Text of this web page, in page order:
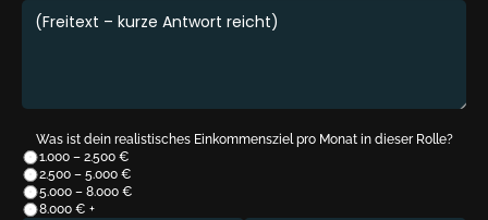
Was ist dein realistisches Einkommensziel pro Monat in dieser Rolle?
1.000 – 2.500 €
2.500 – 5.000 €
5.000 – 8.000 €
8.000 € +